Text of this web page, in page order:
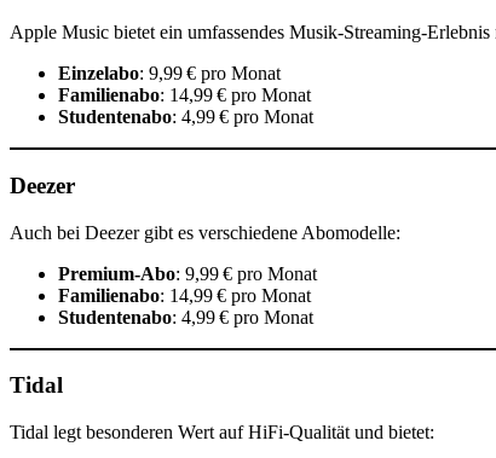
Apple Music bietet ein umfassendes Musik-Streaming-
Einzelabo: 9,99 € pro Monat
Familienabo: 14,99 € pro Monat
Studentenabo: 4,99 € pro Monat
Deezer
Auch bei Deezer gibt es verschiedene Abomodelle:
Premium-Abo: 9,99 € pro Monat
Familienabo: 14,99 € pro Monat
Studentenabo: 4,99 € pro Monat
Tidal
Tidal legt besonderen Wert auf HiFi-Qualität und bietet: